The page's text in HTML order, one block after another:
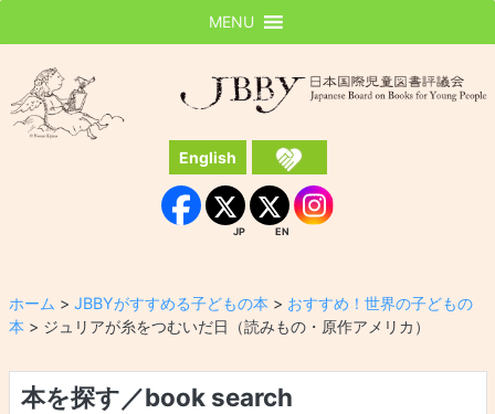
JBBY
English
Facebook
JP
JP
EN
EN Instagram
MENU
ホーム > JBBYがすすめる子どもの本 > おすすめ！世界の子どもの
本 > ジュリアが糸をつむいだ日（読みもの・原作アメリカ）
本を探す／book search